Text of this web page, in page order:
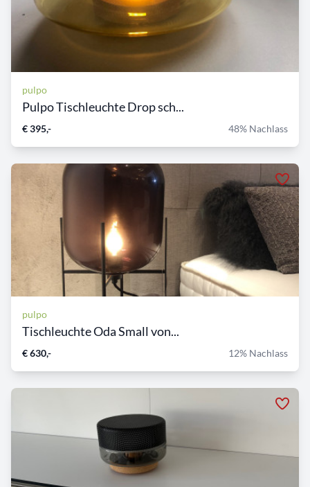
pulpo
Pulpo Tischleuchte Drop sch...
€ 395,- 48% Nachlass
pulpo
Tischleuchte Oda Small von...
€ 630,- 12% Nachlass